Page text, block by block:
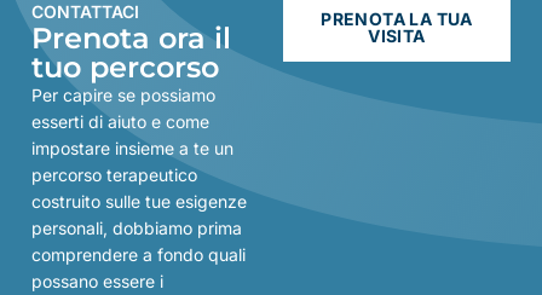
CONTATTACI
Prenota ora il
tuo percorso
Per capire se possiamo
esserti di aiuto e come
impostare insieme a te un
percorso terapeutico
costruito sulle tue esigenze
personali, dobbiamo prima
comprendere a fondo quali
possano essere i
PRENOTA LA TUA
VISITA